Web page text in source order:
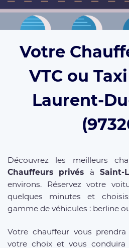
Votre
VTC ou
Laurent-
Découvrez les meilleurs
Chauffeurs privés à Saint-
environs. Réservez votre
quelques minutes et
gamme de véhicules : berline
Votre chauffeur vous
votre choix et vous